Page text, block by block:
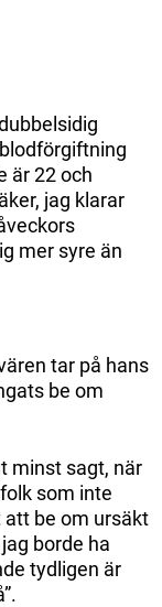
är 22 och
jag klarar
mer syre än
tar på hans
be om
minst sagt, när
som inte
att be om ursäkt
borde ha
tydligen är